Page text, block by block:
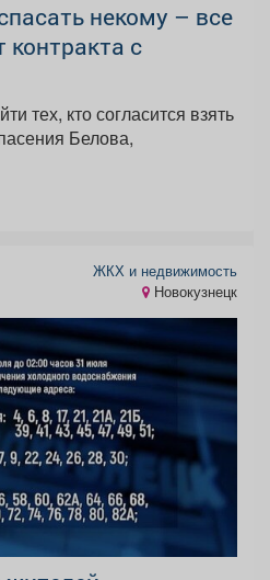
некому – все
с
тех, кто согласится взять
Белова,
ЖКХ и недвижимость
Новокузнецк